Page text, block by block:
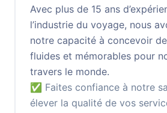
Avec plus de 15 ans
l’industrie du voyage, nous
notre capacité à concevoir
fluides et mémorables pour
travers le monde.
✅ Faites confiance à notre
élever la qualité de vos